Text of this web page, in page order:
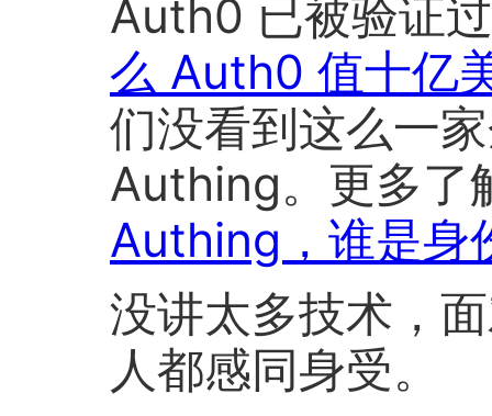
Auth0 已被验证
么 Auth0 值十亿
们没看到这么一
Authing。更多了
Authing，谁是身
没讲太多技术，
人都感同身受。